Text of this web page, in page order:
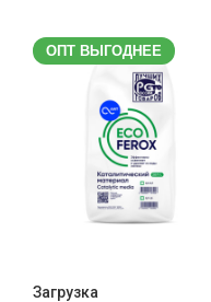
ОПТ ВЫГОДНЕЕ
Загрузка